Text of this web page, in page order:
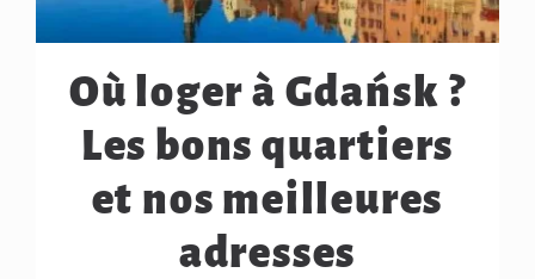
Où loger à Gdańsk ?
Les bons quartiers
et nos meilleures
adresses